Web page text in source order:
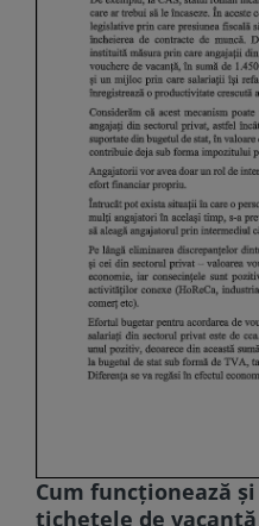
Cum funcționează
tichetele de